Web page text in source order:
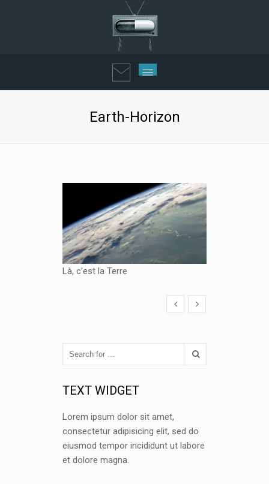
Earth-Horizon
Là, c’est la Terre
TEXT WIDGET
Lorem ipsum dolor sit amet,
consectetur adipisicing elit, sed do
eiusmod tempor incididunt ut labore
et dolore magna.